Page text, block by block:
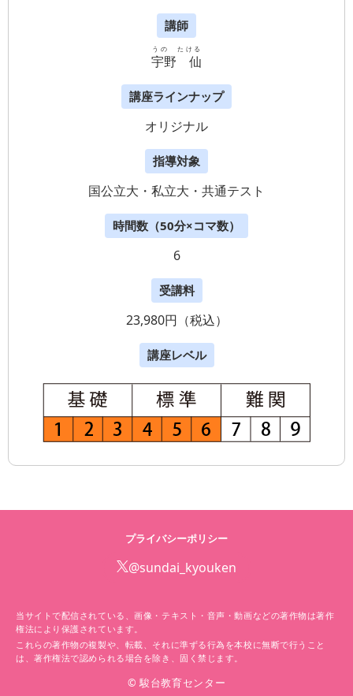
講師
宇野 仙
うの たける
講座ラインナップ
オリジナル
指導対象
国公立大・私立大・共通テスト
時間数（50分×コマ数）
6
受講料
23,980円（税込）
講座レベル
プライバシーポリシー
@sundai_kyouken
当サイトで配信されている、画像・テキスト・音声・動画などの著作物は著作
権法により保護されています。
これらの著作物の複製や、転載、それに準ずる行為を本校に無断で行うこと
は、著作権法で認められる場合を除き、固く禁じます。
© 駿台教育センター